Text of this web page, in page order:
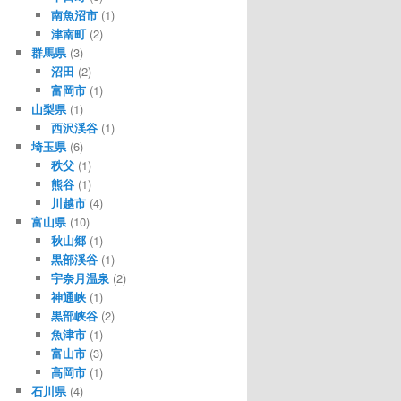
南魚沼市 (1)
津南町 (2)
群馬県(3)
沼田 (2)
富岡市 (1)
山梨県(1)
西沢渓谷 (1)
埼玉県(6)
秩父 (1)
熊谷 (1)
川越市 (4)
富山県(10)
秋山郷 (1)
黒部渓谷 (1)
宇奈月温泉 (2)
神通峡 (1)
黒部峡谷 (2)
魚津市 (1)
富山市 (3)
高岡市 (1)
石川県(4)